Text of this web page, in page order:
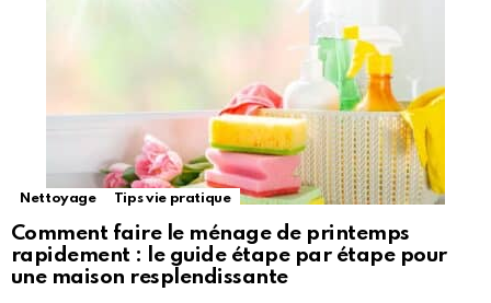
Nettoyage Tips vie pratique
Comment faire le ménage de printemps
rapidement : le guide étape par étape pour
une maison resplendissante